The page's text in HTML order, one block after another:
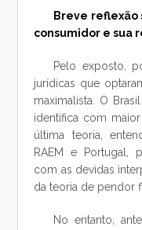
Breve reflexão
consumidor e sua
Pelo exposto,
jurídicas que
maximalista. O
identifica com
última teoria,
RAEM e Portugal,
com as devidas
da teoria de pendor
No entanto,